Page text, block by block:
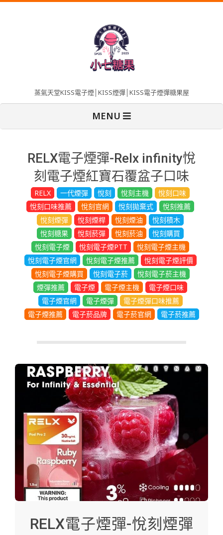
蒸氣天堂KISS電子煙│KISS煙彈│KISS電子煙彈糖果屋
MENU
RELX電子煙彈-Relx infinity悅
刻電子煙紅寶石覆盆子口味
RELX 一代煙彈 悅刻 悅刻主機
悅刻口味
悅刻口味推薦
悅刻官網 悅刻拋棄式
悅刻推薦
悅刻煙彈
悅刻煙桿 悅刻煙油
悅刻積木
悅刻糖果
悅刻菸彈 悅刻菸油
悅刻購買
悅刻電子煙
悅刻電子煙PTT
悅刻電子煙主機
悅刻電子煙官網
悅刻電子煙推薦
悅刻電子煙評價
悅刻電子煙購買
悅刻電子菸
悅刻電子菸主機
煙彈推薦
電子煙 電子煙主機
電子煙口味
電子煙官網
電子煙彈
電子煙彈口味推薦
電子煙推薦
電子菸品牌 電子菸官網 電子菸推薦
RELX電子煙彈-悅刻煙彈